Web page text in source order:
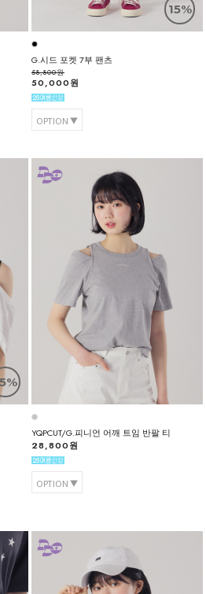
15%
G.시드 포켓 7부 팬츠
58,800원
50,000원
OPTION
YQPCUT/G.피니언 어깨 트임 반팔 티
28,800원
OPTION